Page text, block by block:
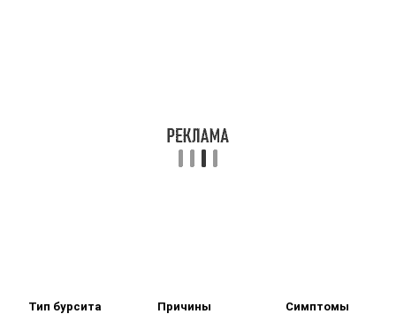
Тип бурсита Причины Симптомы